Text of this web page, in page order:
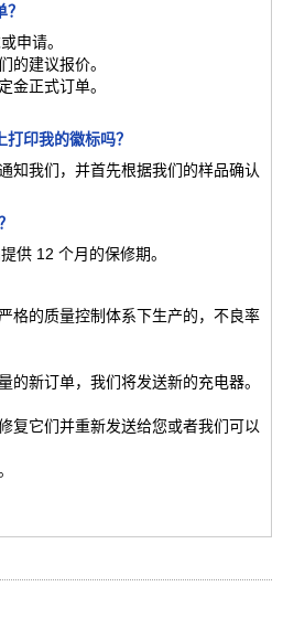
申请。
的建议报价。
金正式订单。
印我的徽标吗？
知我们，并首先根据我们的样品确认
供 12 个月的保修期。
格的质量控制体系下生产的，不良率
的新订单，我们将发送新的充电器。
复它们并重新发送给您或者我们可以